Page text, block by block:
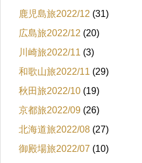
鹿児島旅2022/12 (31)
広島旅2022/12 (20)
川崎旅2022/11 (3)
和歌山旅2022/11 (29)
秋田旅2022/10 (19)
京都旅2022/09 (26)
北海道旅2022/08 (27)
御殿場旅2022/07 (10)